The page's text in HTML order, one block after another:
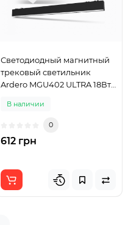
Светодиодный магнитный
трековый светильник
Ardero MGU402 ULTRA 18Вт
В наличии
0
612 грн